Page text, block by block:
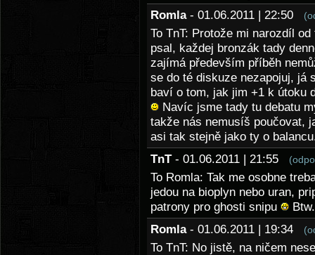
Romla - 01.06.2011 | 22:50
To TnT: Protože mi narozdíl
psal, každej bronzák tady
zajímá především příběh
se do té diskuze nezapojuj, já
baví o tom, jak jim +1 k útoku
Navíc jsme tady tu debatu
takže nás nemusíš poučovat,
asi tak stejně jako ty o
TnT - 01.06.2011 | 21:55
To Romla: Tak me osobne
jedou na bioplyn nebo uran,
patrony pro ghosti snipu
Romla - 01.06.2011 | 19:34
To TnT: No jistě, na ničem